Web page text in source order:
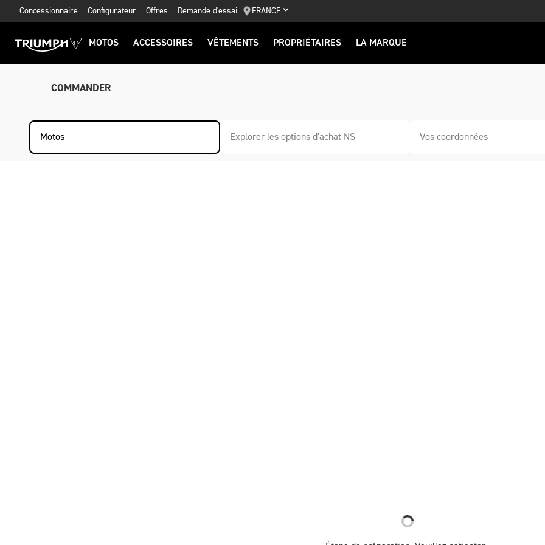
Concessionnaire Configurateur Offres Demande d'essai FRANCE
MOTOS ACCESSOIRES VÊTEMENTS PROPRIÉTAIRES LA MARQUE
COMMANDER
Motos Explorer les options d'achat NS Vos coordonnées